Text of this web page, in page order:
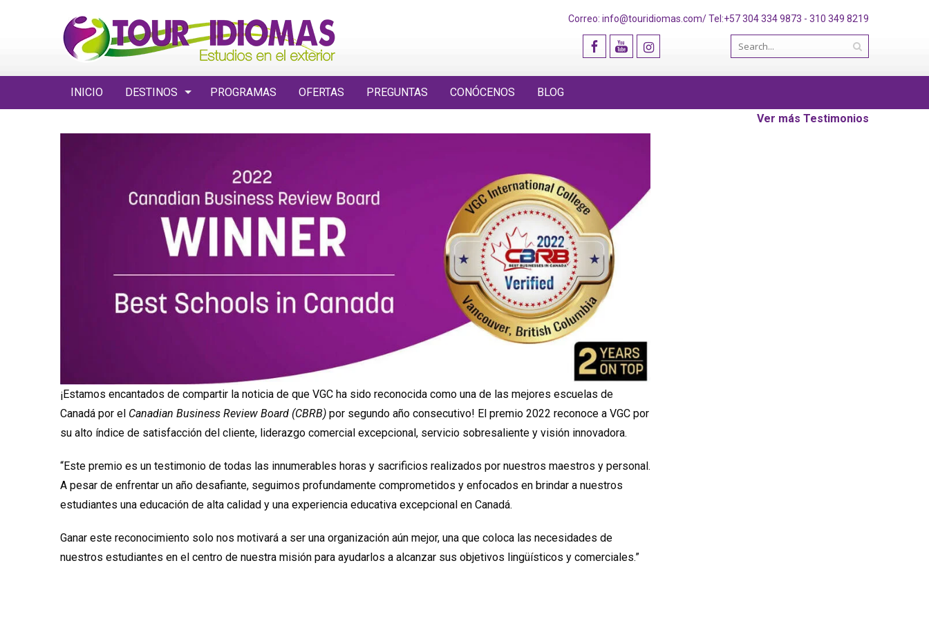
Correo: info@touridiomas.com/ Tel:+57 304 334 9873 - 310 349 8219
INICIO DESTINOS PROGRAMAS OFERTAS PREGUNTAS CONÓCENOS BLOG
¡Estamos encantados de compartir la noticia de que VGC ha sido reconocida como una de las mejores escuelas de
Canadá por el Canadian Business Review Board (CBRB) por segundo año consecutivo! El premio 2022 reconoce a VGC por
su alto índice de satisfacción del cliente, liderazgo comercial excepcional, servicio sobresaliente y visión innovadora.
“Este premio es un testimonio de todas las innumerables horas y sacrificios realizados por nuestros maestros y personal.
A pesar de enfrentar un año desafiante, seguimos profundamente comprometidos y enfocados en brindar a nuestros
estudiantes una educación de alta calidad y una experiencia educativa excepcional en Canadá.
Ganar este reconocimiento solo nos motivará a ser una organización aún mejor, una que coloca las necesidades de
nuestros estudiantes en el centro de nuestra misión para ayudarlos a alcanzar sus objetivos lingüísticos y comerciales.”
Ver más Testimonios